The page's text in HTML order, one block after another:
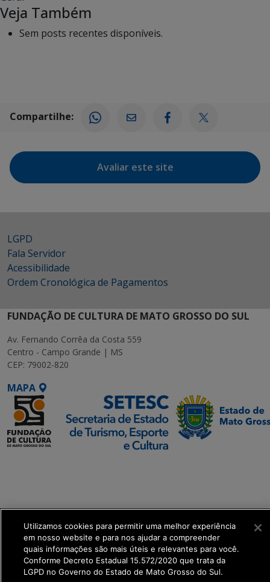
Veja Também
Sem posts recentes disponíveis.
Compartilhe:
Avaliar este site
LGPD
Fala Servidor
Acessibilidade
Ordem Cronológica de Pagamentos
FUNDAÇÃO DE CULTURA DE MATO GROSSO DO SUL
Av. Fernando Corrêa da Costa 559
Centro - Campo Grande | MS
CEP: 79002-820
MAPA
get_footer();
Utilizamos cookies para permitir uma melhor experiência
em nosso website e para nos ajudar a compreender
quais informações são mais úteis e relevantes para você.
Conforme Decreto Estadual 15.572/2020 que trata da
LGPD no Governo do Estado de Mato Grosso do Sul.